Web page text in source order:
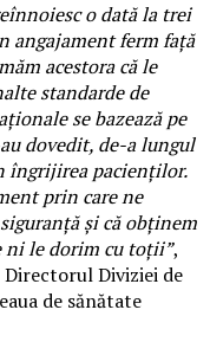
o dată la trei
angajament ferm față
acestora că le
standarde de
se bazează pe
dovedit, de-a lungul
îngrijirea pacienților.
prin care ne
și că obținem
ni le dorim cu toții”,
Directorul Diviziei de
de sănătate